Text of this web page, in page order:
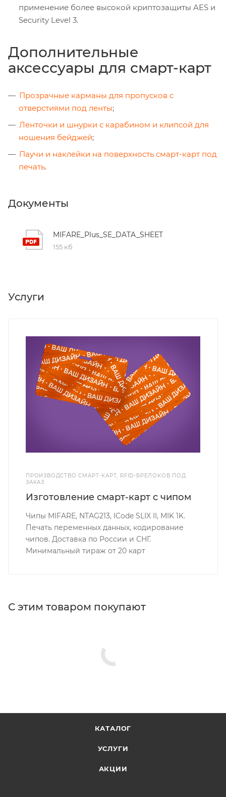
применение более высокой криптозащиты AES и
Security Level 3.
Дополнительные
аксессуары для смарт-карт
Прозрачные карманы для пропусков с
отверстиями под ленты;
Ленточки и шнурки с карабином и клипсой для
ношения бейджей;
Паучи и наклейки на поверхность смарт-карт под
печать.
Документы
MIFARE_Plus_SE_DATA_SHEET
155 кб
Услуги
ПРОИЗВОДСТВО СМАРТ-КАРТ, RFID-БРЕЛОКОВ ПОД
ЗАКАЗ
Изготовление смарт-карт с чипом
Чипы MIFARE, NTAG213, ICode SLIX II, MIK 1K.
Печать переменных данных, кодирование
чипов. Доставка по России и СНГ.
Минимальный тираж от 20 карт
С этим товаром покупают
КАТАЛОГ
УСЛУГИ
АКЦИИ